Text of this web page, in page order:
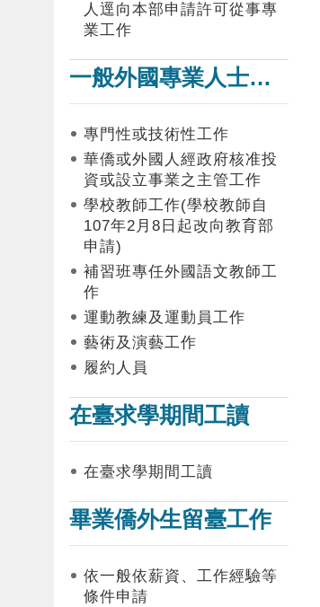
人逕向本部申請許可從事專
業工作
一般外國專業人士在臺工作
專門性或技術性工作
華僑或外國人經政府核准投
資或設立事業之主管工作
學校教師工作(學校教師自
107年2月8日起改向教育部
申請)
補習班專任外國語文教師工
作
運動教練及運動員工作
藝術及演藝工作
履約人員
在臺求學期間工讀
在臺求學期間工讀
畢業僑外生留臺工作
依一般依薪資、工作經驗等
條件申請